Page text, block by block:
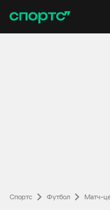
Спортс Футбол Матч-